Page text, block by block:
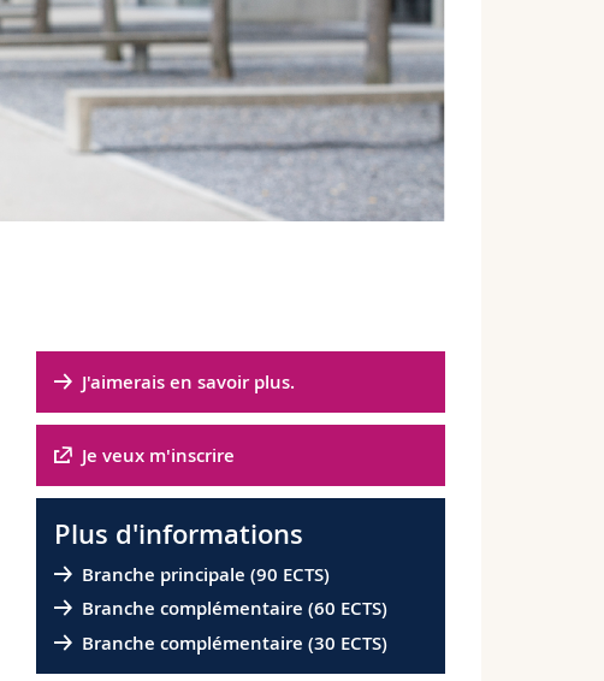
J'aimerais en savoir plus.
Je veux m'inscrire
Plus d'informations
Branche principale (90 ECTS)
Branche complémentaire (60 ECTS)
Branche complémentaire (30 ECTS)